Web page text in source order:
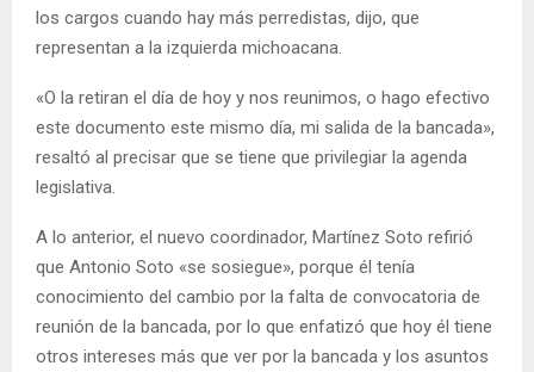
los cargos cuando hay más perredistas, dijo, que
representan a la izquierda michoacana.
«O la retiran el día de hoy y nos reunimos, o hago efectivo
este documento este mismo día, mi salida de la bancada»,
resaltó al precisar que se tiene que privilegiar la agenda
legislativa.
A lo anterior, el nuevo coordinador, Martínez Soto refirió
que Antonio Soto «se sosiegue», porque él tenía
conocimiento del cambio por la falta de convocatoria de
reunión de la bancada, por lo que enfatizó que hoy él tiene
otros intereses más que ver por la bancada y los asuntos